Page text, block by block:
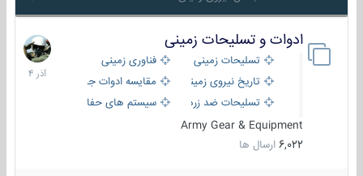
ادوات و تسلیحات زمینی
تسلیحات زمینی
فناوری زمینی
تاریخ نیروی زمینی
مقایسه ادوات جنگی
تسلیحات ضد زره
سیستم های حفاظت فعال
Army Gear & Equipment
6,022 ارسال ها
21
آذر
1404